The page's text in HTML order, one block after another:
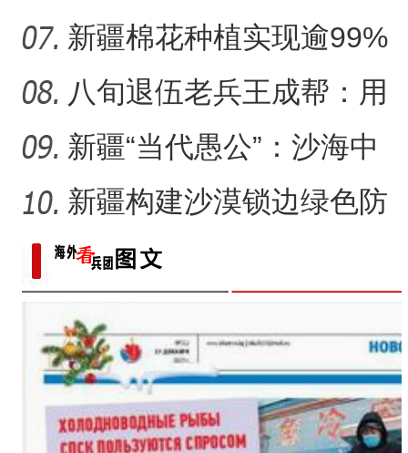
日记记录村子半个多世纪
变
新疆棉花种植实现逾99%
机械化播种
八旬退伍老兵王成帮：用
半生光阴为城市披绿装
新疆“当代愚公”：沙海中
41载“凿”34公里“绿色
新疆构建沙漠锁边绿色防
护带 从“锁边绿化”到“产